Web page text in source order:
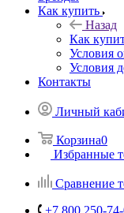
Как купить
Назад
Как
Условия
Условия
Контакты
Личный
Корзина0
Избранные
Сравнение
+7 800 250-